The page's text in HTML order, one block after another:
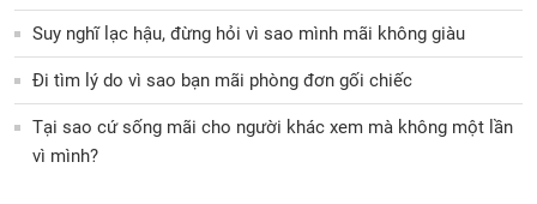
Suy nghĩ lạc hậu, đừng hỏi vì sao mình mãi không giàu
Đi tìm lý do vì sao bạn mãi phòng đơn gối chiếc
Tại sao cứ sống mãi cho người khác xem mà không một lần
vì mình?